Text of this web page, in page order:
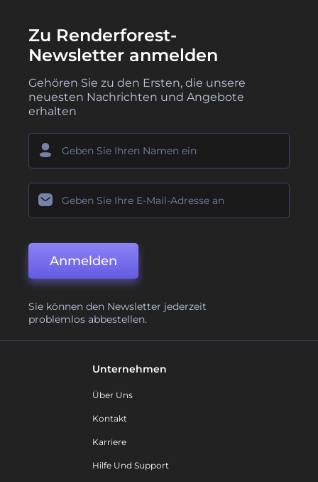
Zu Renderforest-
Newsletter anmelden
Gehören Sie zu den Ersten, die unsere
neuesten Nachrichten und Angebote
erhalten
Anmelden
Sie können den Newsletter jederzeit
problemlos abbestellen.
Unternehmen
Über Uns
Kontakt
Karriere
Hilfe Und Support